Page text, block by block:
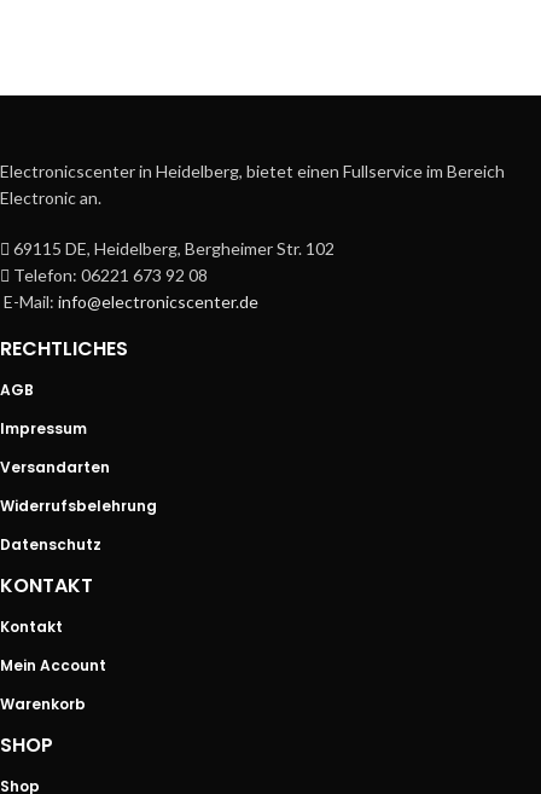
Electronicscenter in Heidelberg, bietet einen Fullservice im Bereich
Electronic an.
69115 DE, Heidelberg, Bergheimer Str. 102
Telefon: 06221 673 92 08
E-Mail:info@electronicscenter.de
RECHTLICHES
AGB
Impressum
Versandarten
Widerrufsbelehrung
Datenschutz
KONTAKT
Kontakt
Mein Account
Warenkorb
SHOP
Shop